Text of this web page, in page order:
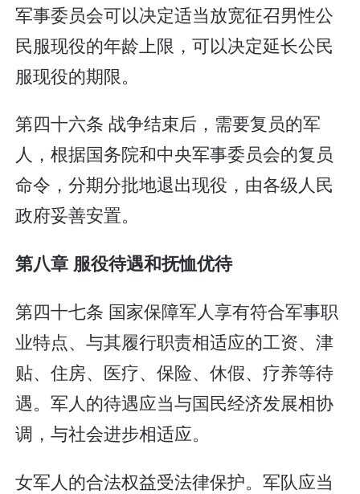
军事委员会可以决定适当放宽征召男性公
民服现役的年龄上限，可以决定延长公民
服现役的期限。
第四十六条 战争结束后，需要复员的军
人，根据国务院和中央军事委员会的复员
命令，分期分批地退出现役，由各级人民
政府妥善安置。
第八章 服役待遇和抚恤优待
第四十七条 国家保障军人享有符合军事职
业特点、与其履行职责相适应的工资、津
贴、住房、医疗、保险、休假、疗养等待
遇。军人的待遇应当与国民经济发展相协
调，与社会进步相适应。
女军人的合法权益受法律保护。军队应当